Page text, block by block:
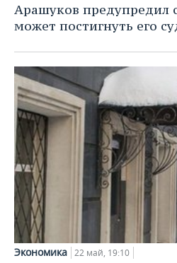
Арашуков предупредил
может постигнуть его
Экономика 22 май, 19:10